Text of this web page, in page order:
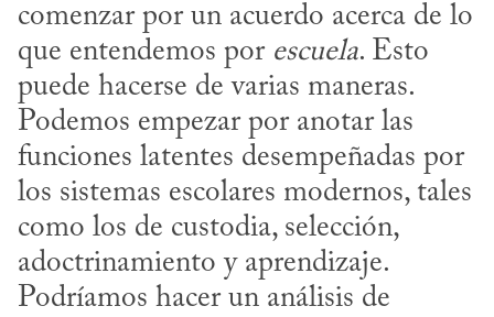
comenzar por un acuerdo acerca de lo
que entendemos por escuela. Esto
puede hacerse de varias maneras.
Podemos empezar por anotar las
funciones latentes desempeñadas por
los sistemas escolares modernos, tales
como los de custodia, selección,
adoctrinamiento y aprendizaje.
Podríamos hacer un análisis de